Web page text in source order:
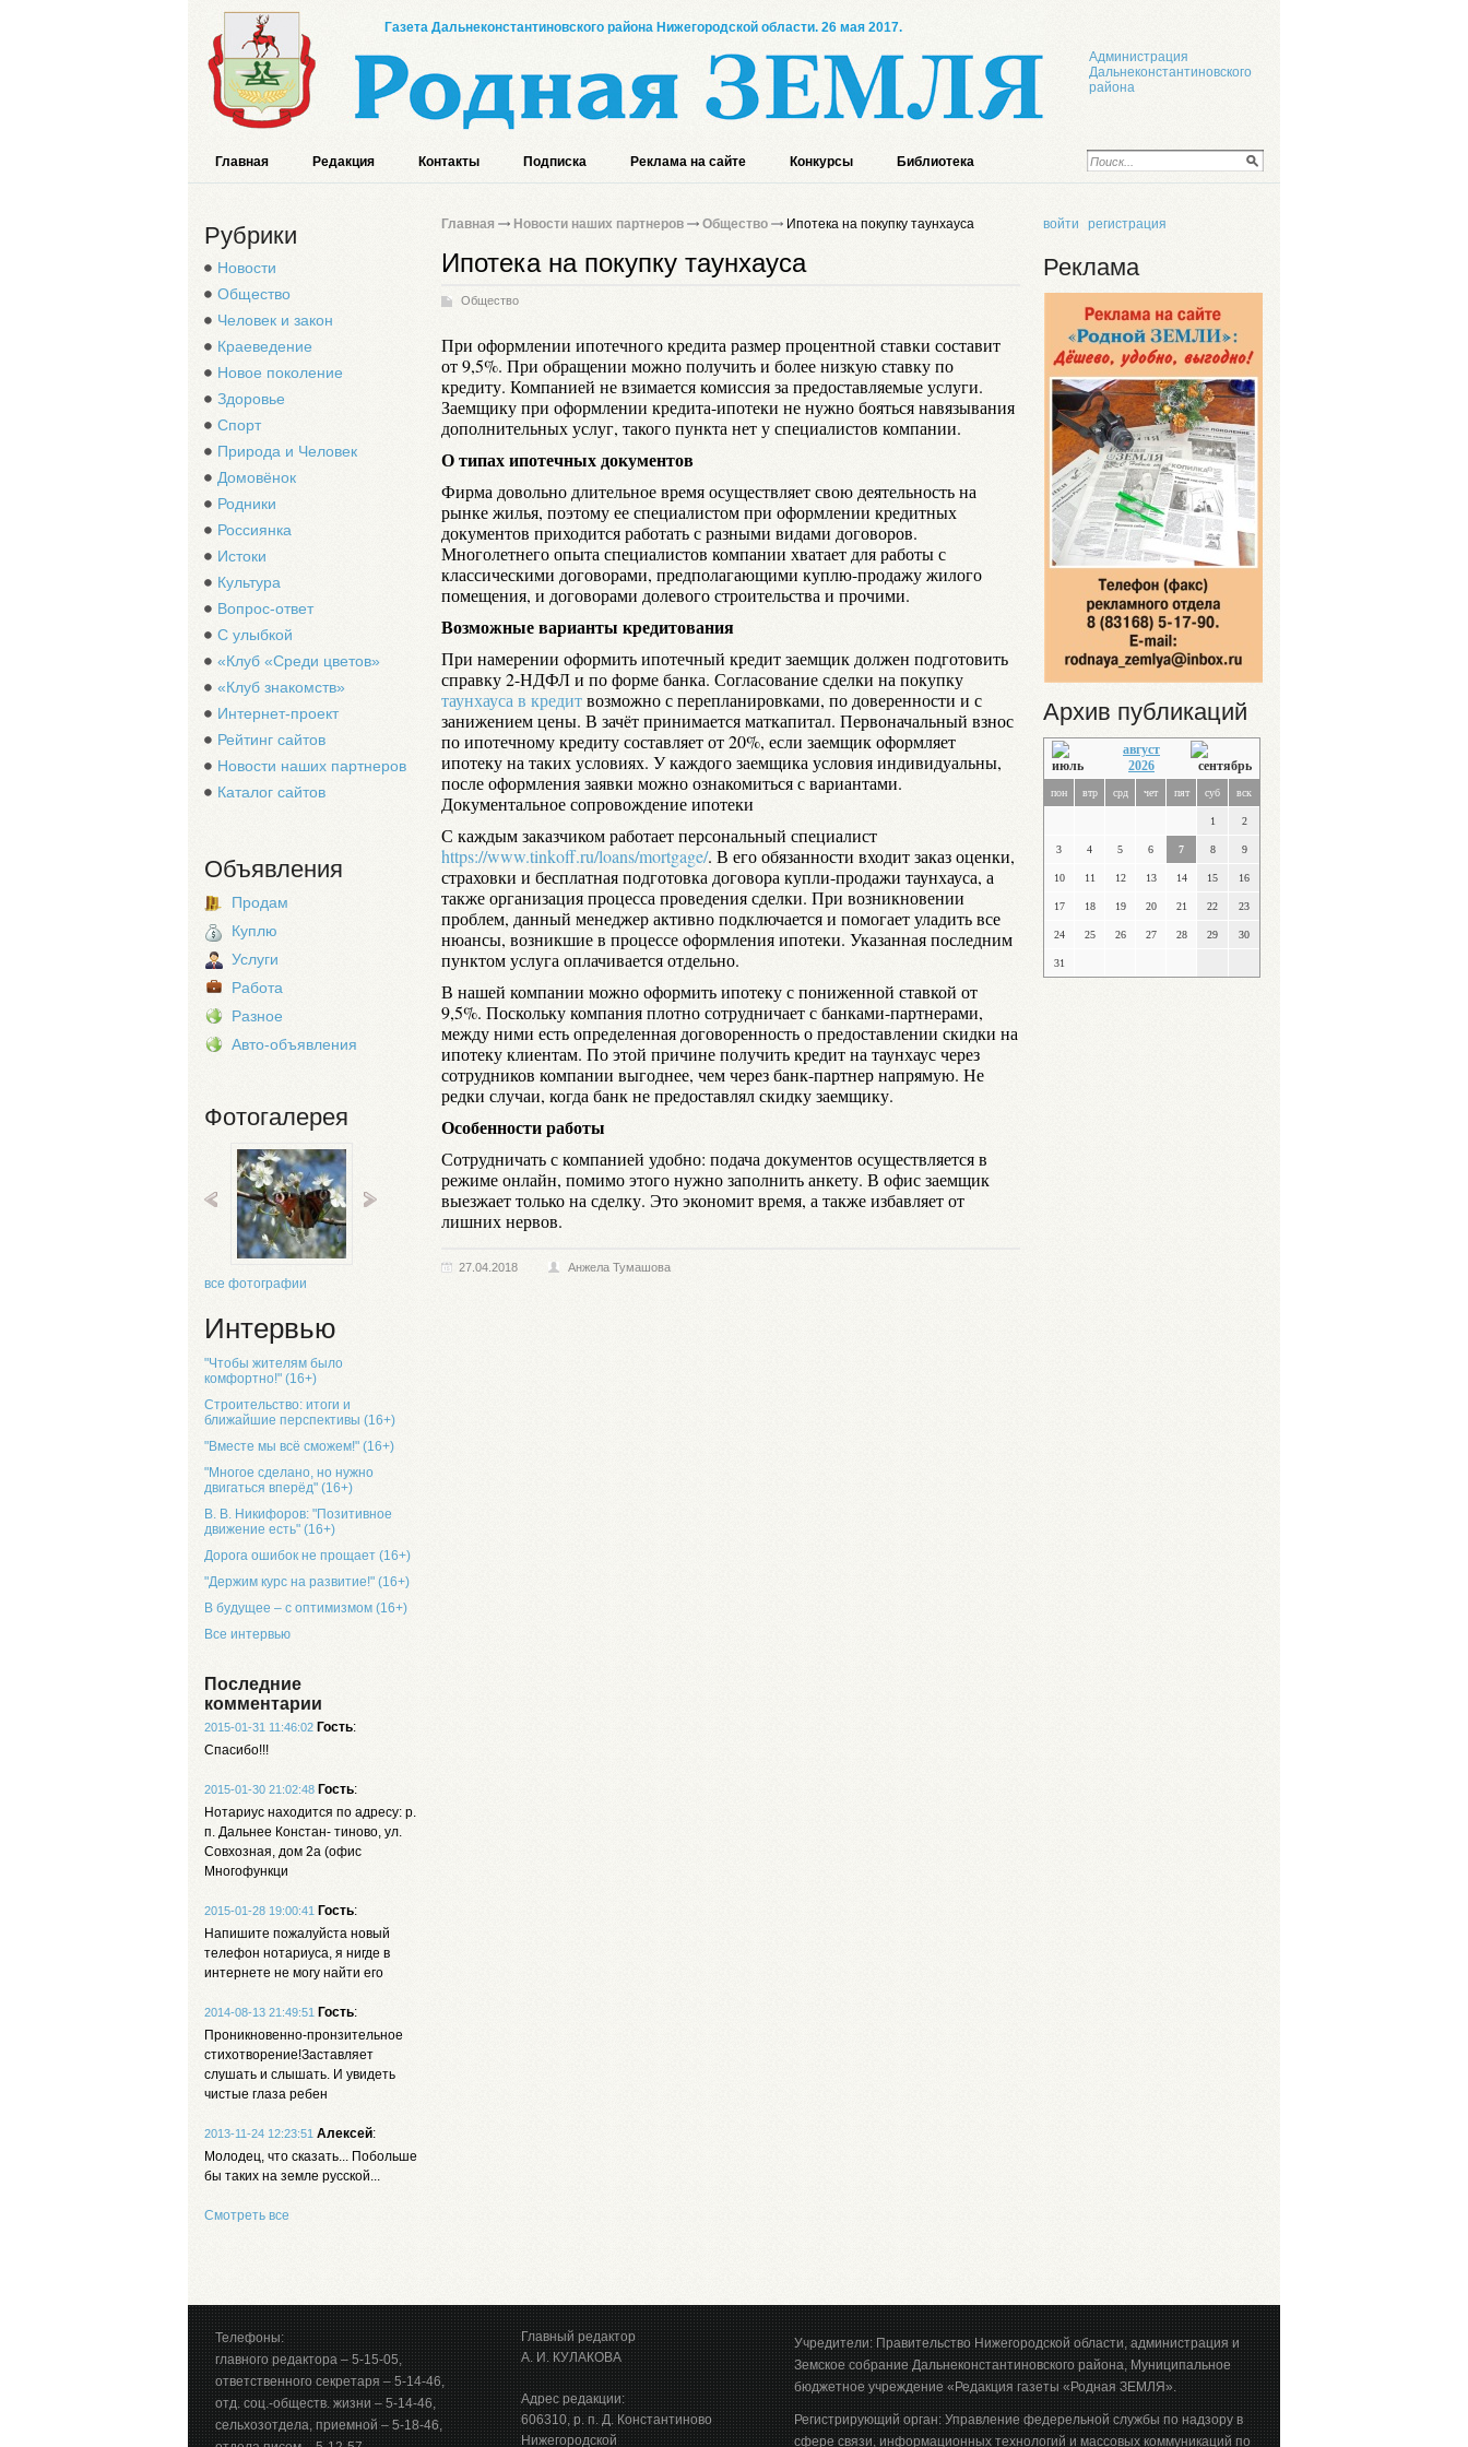
Газета Дальнеконстантиновского района Нижегородской области. 26 мая 2017.
Администрация
Дальнеконстантиновского
района
Главная Редакция Контакты Подписка Реклама на сайте Конкурсы Библиотека
Рубрики
Новости
Общество
Человек и закон
Краеведение
Новое поколение
Здоровье
Спорт
Природа и Человек
Домовёнок
Родники
Россиянка
Истоки
Культура
Вопрос-ответ
С улыбкой
«Клуб «Среди цветов»
«Клуб знакомств»
Интернет-проект
Рейтинг сайтов
Новости наших партнеров
Каталог сайтов
Объявления
Продам
Куплю
Услуги
Работа
Разное
Авто-объявления
Фотогалерея
все фотографии
Интервью
"Чтобы жителям было
комфортно!" (16+)
Строительство: итоги и
ближайшие перспективы (16+)
"Вместе мы всё сможем!" (16+)
"Многое сделано, но нужно
двигаться вперёд" (16+)
В. В. Никифоров: "Позитивное
движение есть" (16+)
Дорога ошибок не прощает (16+)
"Держим курс на развитие!" (16+)
В будущее – с оптимизмом (16+)
Все интервью
Последние
комментарии
2015-01-31 11:46:02 Гость:
Спасибо!!!
2015-01-30 21:02:48 Гость:
Нотариус находится по адресу: р.
п. Дальнее Констан- тиново, ул.
Совхозная, дом 2а (офис
Многофункци
2015-01-28 19:00:41 Гость:
Напишите пожалуйста новый
телефон нотариуса, я нигде в
интернете не могу найти его
2014-08-13 21:49:51 Гость:
Проникновенно-пронзительное
стихотворение!Заставляет
слушать и слышать. И увидеть
чистые глаза ребен
2013-11-24 12:23:51 Алексей:
Молодец, что сказать... Побольше
бы таких на земле русской...
Смотреть все
Главная Новости наших партнеров Общество Ипотека на покупку таунхауса
Ипотека на покупку таунхауса
Общество
При оформлении ипотечного кредита размер процентной ставки составит
от 9,5%. При обращении можно получить и более низкую ставку по
кредиту. Компанией не взимается комиссия за предоставляемые услуги.
Заемщику при оформлении кредита-ипотеки не нужно бояться навязывания
дополнительных услуг, такого пункта нет у специалистов компании.
О типах ипотечных документов
Фирма довольно длительное время осуществляет свою деятельность на
рынке жилья, поэтому ее специалистом при оформлении кредитных
документов приходится работать с разными видами договоров.
Многолетнего опыта специалистов компании хватает для работы с
классическими договорами, предполагающими куплю-продажу жилого
помещения, и договорами долевого строительства и прочими.
Возможные варианты кредитования
При намерении оформить ипотечный кредит заемщик должен подготовить
справку 2-НДФЛ и по форме банка. Согласование сделки на покупку
таунхауса в кредитвозможно с перепланировками, по доверенности и с
занижением цены. В зачёт принимается маткапитал. Первоначальный взнос
по ипотечному кредиту составляет от 20%, если заемщик оформляет
ипотеку на таких условиях. У каждого заемщика условия индивидуальны,
после оформления заявки можно ознакомиться с вариантами.
Документальное сопровождение ипотеки
С каждым заказчиком работает персональный специалист
https://www.tinkoff.ru/loans/mortgage/. В его обязанности входит заказ оценки,
страховки и бесплатная подготовка договора купли-продажи таунхауса, а
также организация процесса проведения сделки. При возникновении
проблем, данный менеджер активно подключается и помогает уладить все
нюансы, возникшие в процессе оформления ипотеки. Указанная последним
пунктом услуга оплачивается отдельно.
В нашей компании можно оформить ипотеку с пониженной ставкой от
9,5%. Поскольку компания плотно сотрудничает с банками-партнерами,
между ними есть определенная договоренность о предоставлении скидки на
ипотеку клиентам. По этой причине получить кредит на таунхаус через
сотрудников компании выгоднее, чем через банк-партнер напрямую. Не
редки случаи, когда банк не предоставлял скидку заемщику.
Особенности работы
Сотрудничать с компанией удобно: подача документов осуществляется в
режиме онлайн, помимо этого нужно заполнить анкету. В офис заемщик
выезжает только на сделку. Это экономит время, а также избавляет от
лишних нервов.
27.04.2018 Анжела Тумашова
войти регистрация
Реклама
Архив публикаций
август
2026
пон втр срд чет пят суб вск
1 2
3 4 5 6 7 8 9
10 11 12 13 14 15 16
17 18 19 20 21 22 23
24 25 26 27 28 29 30
31
Телефоны:
главного редактора – 5-15-05,
ответственного секретаря – 5-14-46,
отд. соц.-обществ. жизни – 5-14-46,
сельхозотдела, приемной – 5-18-46,
Главный редактор
А. И. КУЛАКОВА
Адрес редакции:
606310, р. п. Д. Константиново
Нижегородской
Учредители: Правительство Нижегородской области, администрация и
Земское собрание Дальнеконстантиновского района, Муниципальное
бюджетное учреждение «Редакция газеты «Родная ЗЕМЛЯ».
Регистрирующий орган: Управление федерельной службы по надзору в
сфере связи, информационных технологий и массовых коммуникаций по